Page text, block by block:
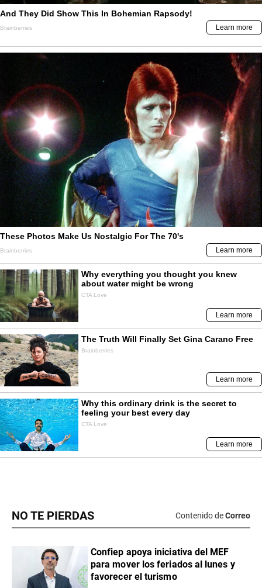
NO TE PIERDAS Contenido deCorreo
Confiep apoya iniciativa del MEF
para mover los feriados al lunes y
favorecer el turismo